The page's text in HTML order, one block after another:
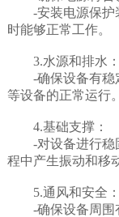
-安装电源保护
时能够正常工作。
3.水源和排水：
-确保设备有稳
等设备的正常运行。
4.基础支撑：
-对设备进行稳
程中产生振动和移
5.通风和安全：
-确保设备周围